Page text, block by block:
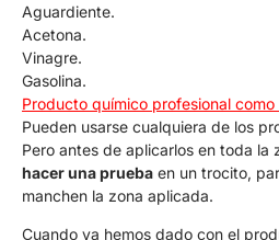
Aguardiente.
Acetona.
Vinagre.
Gasolina.
Producto químico profesional
Pueden usarse cualquiera de los
Pero antes de aplicarlos en toda la
hacer una prueba en un trocito,
manchen la zona aplicada.
Cuando ya hemos dado con el